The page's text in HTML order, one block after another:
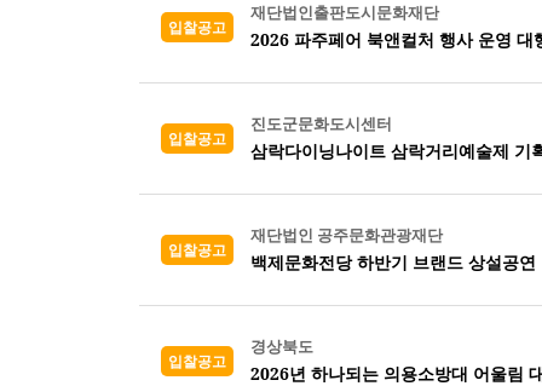
입찰공고
재단법인출판도시문화재단
2026 파주페어 북앤컬처 행사 운영 대
입찰공고
진도군문화도시센터
삼락다이닝나이트 삼락거리예술제 기
입찰공고
재단법인 공주문화관광재단
백제문화전당 하반기 브랜드 상설공
입찰공고
경상북도
2026년 하나되는 의용소방대 어울림